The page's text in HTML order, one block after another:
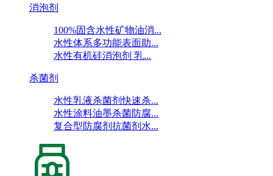
消泡剂
100%固含水性矿物油消...
水性体系多功能表面助...
水性有机硅消泡剂 乳...
杀菌剂
水性乳液杀菌剂快速杀...
水性涂料油墨杀菌防腐...
复合型防腐剂抗菌剂水...